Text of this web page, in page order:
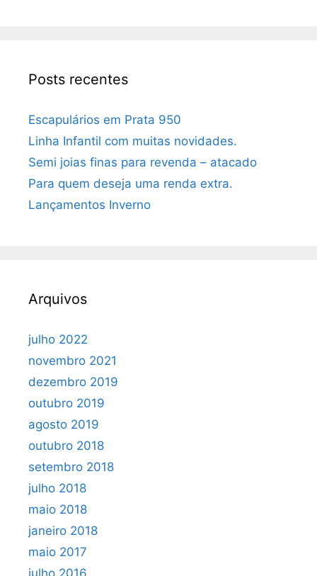
Posts recentes
Escapulários em Prata 950
Linha Infantil com muitas novidades.
Semi joias finas para revenda – atacado
Para quem deseja uma renda extra.
Lançamentos Inverno
Arquivos
julho 2022
novembro 2021
dezembro 2019
outubro 2019
agosto 2019
outubro 2018
setembro 2018
julho 2018
maio 2018
janeiro 2018
maio 2017